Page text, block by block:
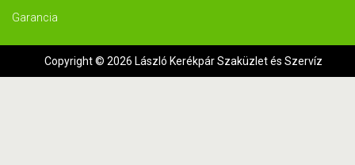
Garancia
Copyright © 2026 László Kerékpár Szaküzlet és Szervíz